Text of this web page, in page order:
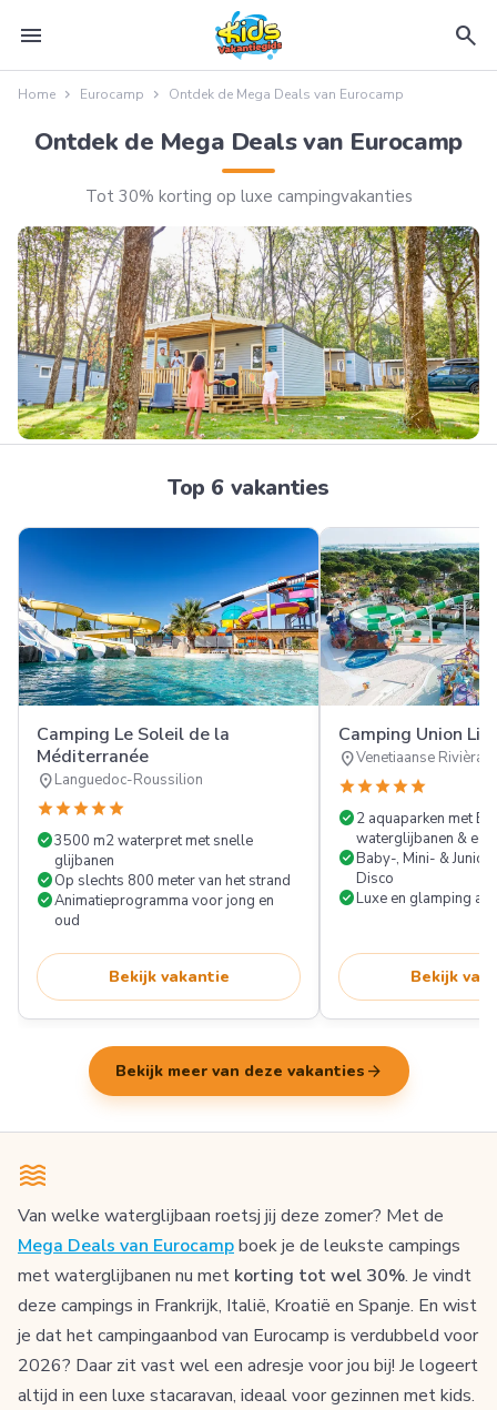
menu search
Home Eurocamp Ontdek de Mega Deals van Eurocamp
Ontdek de Mega Deals van Eurocamp
Tot 30% korting op luxe campingvakanties
Top 6 vakanties
Camping Le Soleil de la
Méditerranée
location_onLanguedoc-Roussilion
starstarstarstarstar
check_circle3500 m2 waterpret met snelle
glijbanen
check_circleOp slechts 800 meter van het strand
check_circleAnimatieprogramma voor jong en
oud
Bekijk vakantie
Camping Union
location_onVenetiaanse Rivièra
starstarstarstarstar
check_circle2 aquaparken met
waterglijbanen &
check_circleBaby-, Mini- & Junior
Disco
check_circleLuxe en glamping
Bekijk
Bekijk meer van deze vakanties arrow_forward
Van welke waterglijbaan roetsj jij deze zomer? Met de
Mega Deals van Eurocampboek je de leukste campings
met waterglijbanen nu met korting tot wel 30%. Je vindt
deze campings in Frankrijk, Italië, Kroatië en Spanje. En wist
je dat het campingaanbod van Eurocamp is verdubbeld voor
2026? Daar zit vast wel een adresje voor jou bij! Je logeert
altijd in een luxe stacaravan, ideaal voor gezinnen met kids.